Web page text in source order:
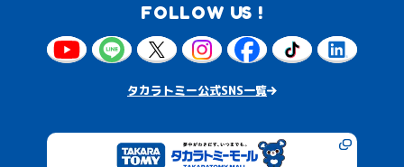
FOLLOW US !
タカラトミー公式SNS一覧